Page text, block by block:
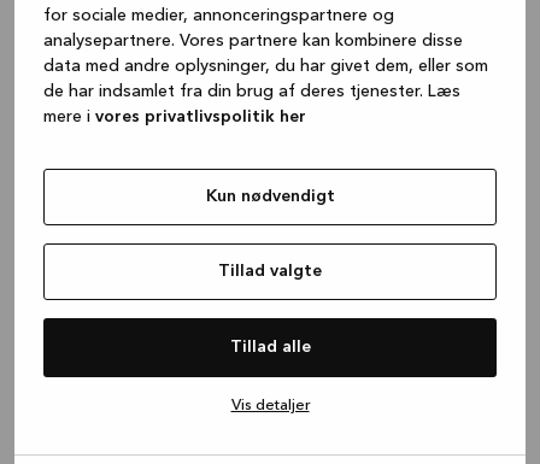
for sociale medier, annonceringspartnere og
analysepartnere. Vores partnere kan kombinere disse
data med andre oplysninger, du har givet dem, eller som
de har indsamlet fra din brug af deres tjenester. Læs
mere i vores privatlivspolitik her
Kun nødvendigt
Tillad valgte
Tillad alle
Vis detaljer
(see the browser console for more
information).